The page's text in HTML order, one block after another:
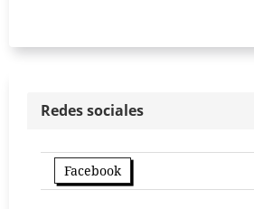
Redes sociales
Facebook